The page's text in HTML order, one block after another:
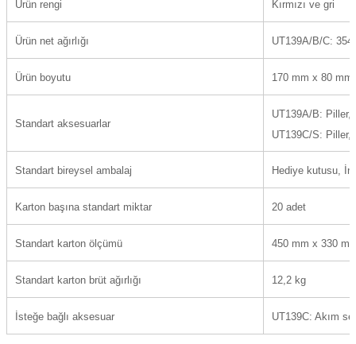
Ürün rengi Kırmızı ve gri
Ürün net ağırlığı UT139A/B/C:
Ürün boyutu 170 mm x 80
Standart aksesuarlar
UT139A/B: Piller,
UT139C/S: Piller,
Standart bireysel ambalaj Hediye kutusu,
Karton başına standart miktar 20 adet
Standart karton ölçümü 450 mm x 330
Standart karton brüt ağırlığı 12,2 kg
İsteğe bağlı aksesuar UT139C: Akım